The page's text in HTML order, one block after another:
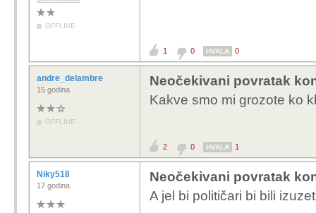
OFFLINE
1 0 HVALA 0
andre_delambre
15 godina
OFFLINE
Neočekivani povratak
Kakve smo mi grozote ko
2 0 HVALA 1
Niky518
17 godina
Neočekivani povratak
A jel bi političari bi bili